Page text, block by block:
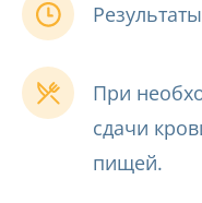
При
сдачи
пищей.